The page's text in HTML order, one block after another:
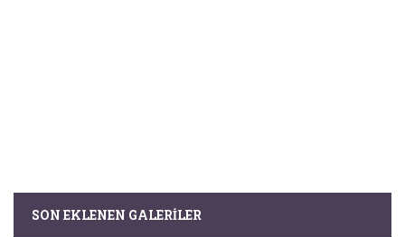
SON EKLENEN GALERILER